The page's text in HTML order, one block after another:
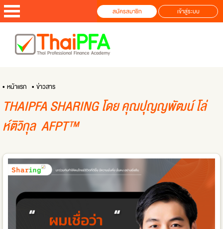
สมัครสมาชิก เข้าสู่ระบบ
• หน้าแรก • ข่าวสาร
THAIPFA SHARING โดย คุณปุญญพัฒน์ โล่
ห์ติวิกุล AFPT™